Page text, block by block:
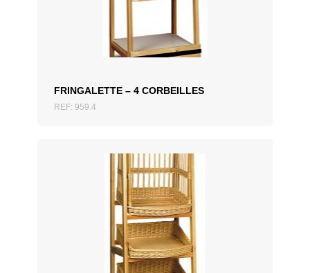
FRINGALETTE – 4 CORBEILLES
REF: 959.4